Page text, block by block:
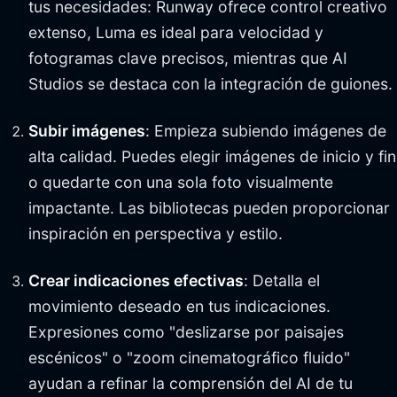
tus necesidades: Runway ofrece control creativo
extenso, Luma es ideal para velocidad y
fotogramas clave precisos, mientras que AI
Studios se destaca con la integración de guiones.
Subir imágenes: Empieza subiendo imágenes de
alta calidad. Puedes elegir imágenes de inicio y fin
o quedarte con una sola foto visualmente
impactante. Las bibliotecas pueden proporcionar
inspiración en perspectiva y estilo.
Crear indicaciones efectivas: Detalla el
movimiento deseado en tus indicaciones.
Expresiones como "deslizarse por paisajes
escénicos" o "zoom cinematográfico fluido"
ayudan a refinar la comprensión del AI de tu